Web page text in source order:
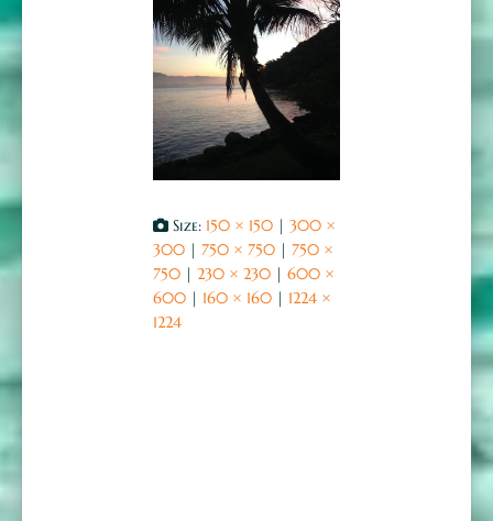
Size: 150 × 150 | 300 ×
300 | 750 × 750 | 750 ×
750 | 230 × 230 | 600 ×
600 | 160 × 160 | 1224 ×
1224